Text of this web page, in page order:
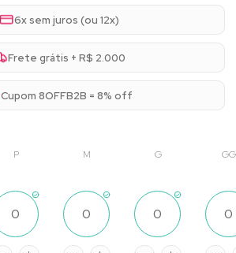
6x sem juros (ou 12x)
Frete grátis + R$ 2.000
Cupom 8OFFB2B = 8% off
P M G GG